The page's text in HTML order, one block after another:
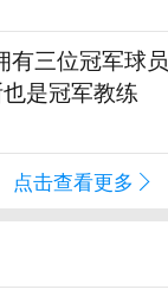
有三位冠军球员
是冠军教练
点击查看更多